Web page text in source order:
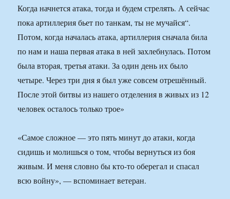
Когда начнется атака, тогда и будем стрелять. А сейчас
пока артиллерия бьет по танкам, ты не мучайся“.
Потом, когда началась атака, артиллерия сначала била
по нам и наша первая атака в ней захлебнулась. Потом
была вторая, третья атаки. За один день их было
четыре. Через три дня я был уже совсем отрешённый.
После этой битвы из нашего отделения в живых из 12
человек осталось только трое»
«Самое сложное — это пять минут до атаки, когда
сидишь и молишься о том, чтобы вернуться из боя
живым. И меня словно бы кто-то оберегал и спасал
всю войну», — вспоминает ветеран.